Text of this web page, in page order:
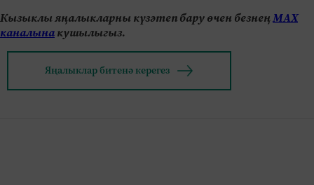
Кызыклы яңалыкларны күзәтеп бару өчен безнеңМАХ
каналынакушылыгыз.
Яңалыклар битенә керегез